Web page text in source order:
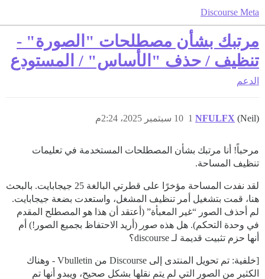
Discourse Meta
مرتبك بشأن مصطلحات "الصورة" -
تنظيف / حذف "الأساس" / المستودع
الدعم
NFULFX (Neil) 10 سبتمبر 2025، 2:24م 1
مرحباً! أنا مرتبك بشأن المصطلحات المستخدمة في تعليمات
تنظيف المساحة.
لقد نفدت المساحة مؤخرًا على قطرتي البالغة 25 جيجابايت. بالبحث
هنا، قمت بتشغيل أمر تنظيف المشغل، واستعدت بضعة جيجابايت.
لم أحذف الصور “غير المعبأة” (أعتقد أن هذا هو المصطلح المقدم
في وحدة التحكم). هل هذه صور (أريد الاحتفاظ بجميع الصور!) أم
أنها حزم تثبيت قديمة لـ discourse؟
[خلفية: تم تحويل المنتدى إلى Discourse من Vbulletin - وهناك
الكثير من الصور التي لم يتم نقلها بشكل صحيح، ويبدو أنها تم